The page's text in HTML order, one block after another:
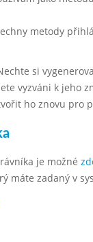
metody
si
vyzváni k jeho
ho znovu pro
je možné
máte zadaný v